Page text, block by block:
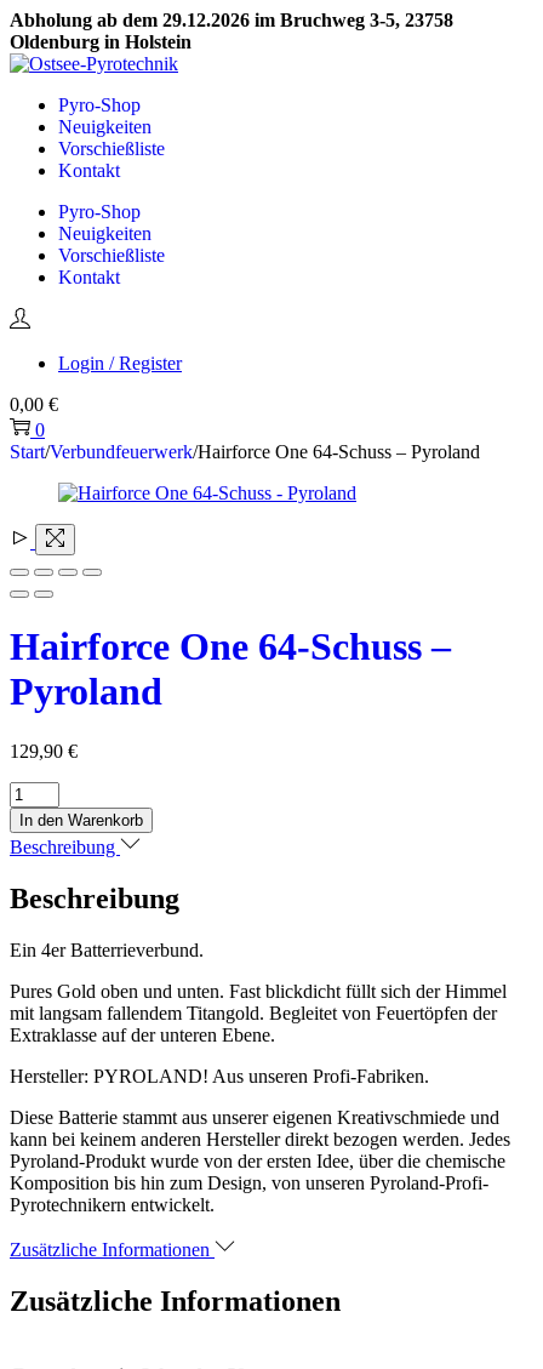
Abholung ab dem 29.12.2026 im Bruchweg 3-5, 23758
Oldenburg in Holstein
Skip
navigation
Skip
contentPyro-Shop
Neuigkeiten
Vorschießliste
Kontakt
Pyro-Shop
Neuigkeiten
Vorschießliste
Kontakt
Login / Register
0,00 €
0
Start/Verbundfeuerwerk/Hairforce One 64-Schuss – Pyroland
Hairforce One 64-Schuss –
Pyroland
129,90 €
Hairforce
One
64-
Schuss
Pyroland
In den Warenkorb
Beschreibung
Beschreibung
Ein 4er Batterrieverbund.
Pures Gold oben und unten. Fast blickdicht füllt sich der Himmel
mit langsam fallendem Titangold. Begleitet von Feuertöpfen der
Extraklasse auf der unteren Ebene.
Hersteller: PYROLAND! Aus unseren Profi-Fabriken.
Diese Batterie stammt aus unserer eigenen Kreativschmiede und
kann bei keinem anderen Hersteller direkt bezogen werden. Jedes
Pyroland-Produkt wurde von der ersten Idee, über die chemische
Komposition bis hin zum Design, von unseren Pyroland-Profi-
Pyrotechnikern entwickelt.
Zusätzliche Informationen
Zusätzliche Informationen